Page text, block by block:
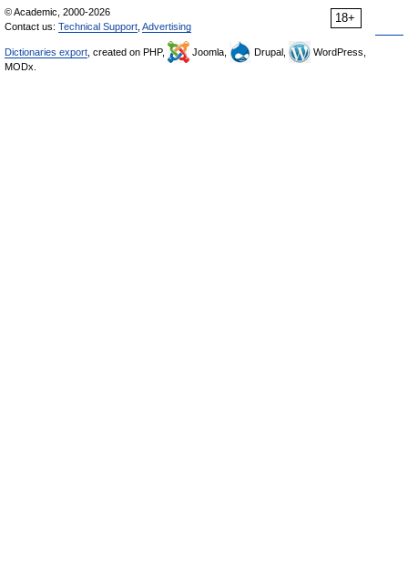
18+
© Academic, 2000-2026
Contact us: Technical Support Advertising
Dictionaries export , created on PHP, Joomla, Drupal,
WordPress,
MODx.